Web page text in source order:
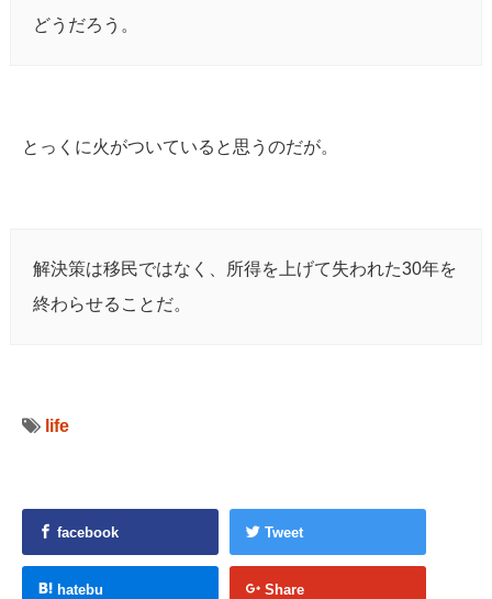
どうだろう。
とっくに火がついていると思うのだが。
解決策は移民ではなく、所得を上げて失われた30年を
終わらせることだ。
life
facebook Tweet
hatebu Share